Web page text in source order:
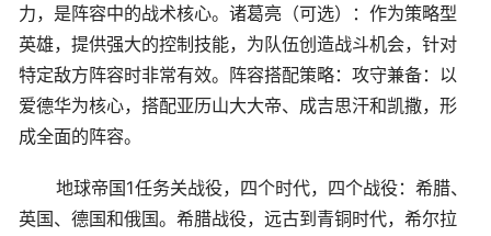
力，是阵容中的战术核心。诸葛亮（可选）：作为策略型
英雄，提供强大的控制技能，为队伍创造战斗机会，针对
特定敌方阵容时非常有效。阵容搭配策略：攻守兼备：以
爱德华为核心，搭配亚历山大大帝、成吉思汗和凯撒，形
成全面的阵容。
地球帝国1任务关战役，四个时代，四个战役：希腊、
英国、德国和俄国。希腊战役，远古到青铜时代，希尔拉